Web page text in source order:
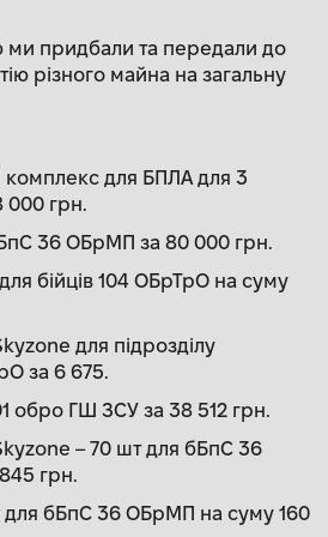
придбали та передали до
різного майна на загальну
комплекс для БПЛА для 3
000 грн.
36 ОБрМП за 80 000 грн.
бійців 104 ОБрТрО на суму
для підрозділу
за 6 675.
обро ГШ ЗСУ за 38 512 грн.
– 70 шт для бБпС 36
грн.
для бБпС 36 ОБрМП на суму 160